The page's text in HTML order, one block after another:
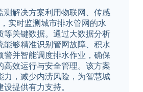
测解决方案利用物联网、传感
实时监测城市排水管网的水
等关键数据。通过大数据分析
能够精准识别管网故障、积水
警并智能调度排水作业，确保
高效运行与安全管理。该方案
力，减少内涝风险，为智慧城
设提供有力支持。